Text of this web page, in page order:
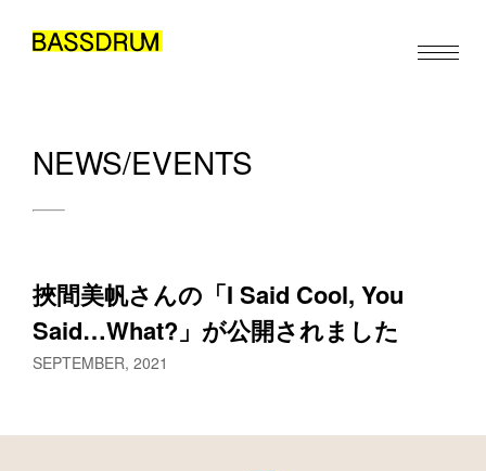
ABOUT
MEMBERS
NEWS/EVENTS
CONTACT
NEWS/EVENTS
挾間美帆さんの「I Said Cool, You
Said…What?」が公開されました
SEPTEMBER, 2021